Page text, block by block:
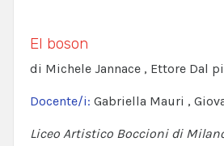
El boson
di Michele Jannace , Ettore Dal
Docente/i: Gabriella Mauri ,
Liceo Artistico Boccioni di